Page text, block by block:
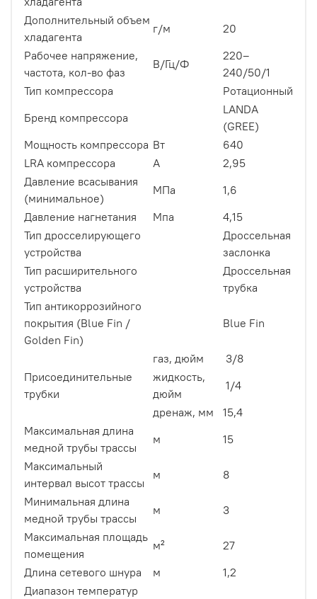
Дополнительный объем
хладагента
г/м
20
Рабочее напряжение,
частота, кол-во фаз
В/Гц/Ф
220–
240/50/1
Тип компрессора
Ротационный
Бренд компрессора
LANDA
(GREE)
Мощность компрессора Вт
640
LRA компрессора
A
2,95
Давление всасывания
(минимальное)
МПа
1,6
Давление нагнетания
Мпа
4,15
Тип дросселирующего
устройства
Дроссельная
заслонка
Тип расширительного
устройства
Дроссельная
трубка
Тип антикоррозийного
покрытия (Blue Fin /
Golden Fin)
Blue Fin
Присоединительные
трубки
газ, дюйм
3/8
жидкость,
дюйм
1/4
дренаж, мм
15,4
Максимальная длина
медной трубы трассы
м
15
Максимальный
интервал высот трассы
м
8
Минимальная длина
медной трубы трассы
м
3
Максимальная площадь
помещения
м²
27
Длина сетевого шнура
м
1,2
Диапазон температур